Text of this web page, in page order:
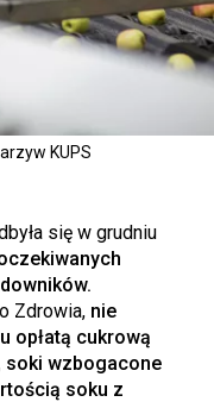
KUPS
się w grudniu
Zdrowia, nie
opłatą cukrową
soki wzbogacone
soku z